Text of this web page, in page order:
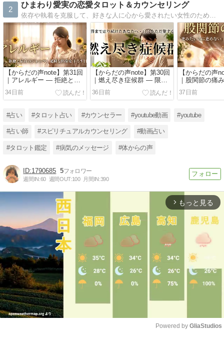
2
ひまわり愛実の恋愛タロット＆カウンセリング
依存や執着を克服して、好きな人に心から愛されたい女性のためのタロット占い＆恋愛カウンセリングです。
【からだの声note】第31回
｜アレルギー ― 拒絶と依
存のジレンマ・過剰な防衛
を下ろす日 ―
34日前
【からだの声note】第30回
｜燃え尽き症候群 ― 限界
まで走り続けたあなたへ・
自分をただ愛する日 ―
36日前
【からだの声
｜股関節の痛
たいのに進め
ぶ、本当の望
37日前
#占い #タロット占い #カウンセラー #youtube動画 #youtube
#占い師 #スピリチュアルカウンセリング #動画占い
#タロット鑑定 #病気のメッセージ #体からの声
1790685 5
週間IN:60 週間OUT:100 月間IN:390
arrow_forward_ios もっと見る
Powered by GliaStudios